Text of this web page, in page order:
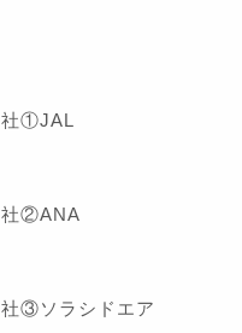
①JAL
社②ANA
③ソラシドエア